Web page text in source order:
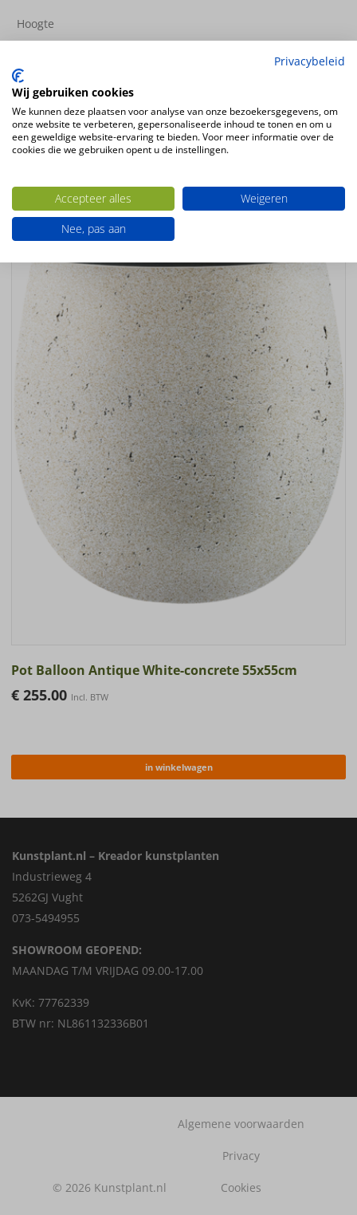
Hoogte
68cm
55cm
Kleur
grijs
Pot Balloon Antique White-concrete 55x55cm
€ 255.00 Incl. BTW
in winkelwagen
Kunstplant.nl – Kreador kunstplanten
Industrieweg 4
5262GJ Vught
073-5494955
SHOWROOM GEOPEND:
MAANDAG T/M VRIJDAG 09.00-17.00
KvK: 77762339
BTW nr: NL861132336B01
© 2026 Kunstplant.nl
Algemene voorwaarden
Privacy
Cookies
Privacybeleid
Wij gebruiken cookies
We kunnen deze plaatsen voor analyse van onze bezoekersgegevens, om
onze website te verbeteren, gepersonaliseerde inhoud te tonen en om u
een geweldige website-ervaring te bieden. Voor meer informatie over de
cookies die we gebruiken opent u de instellingen.
Accepteer alles
Weigeren
Nee, pas aan